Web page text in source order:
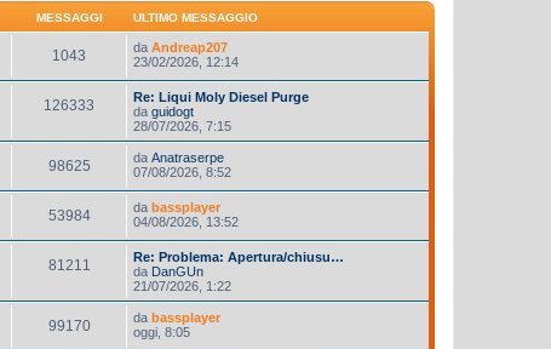
MESSAGGI ULTIMO MESSAGGIO
1043 da Andreap207
23/02/2026, 12:14
126333
Re: Liqui Moly Diesel Purge
da guidogt
28/07/2026, 7:15
98625 da Anatraserpe
07/08/2026, 8:52
53984 da bassplayer
04/08/2026, 13:52
81211
Re: Problema: Apertura/chiusu…
da DanGUn
21/07/2026, 1:22
99170 da bassplayer
oggi, 8:05